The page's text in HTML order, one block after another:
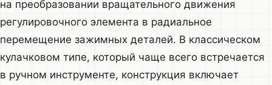
на преобразовании вращательного движения
регулировочного элемента в радиальное
перемещение зажимных деталей. В классическом
кулачковом типе, который чаще всего встречается
в ручном инструменте, конструкция включает